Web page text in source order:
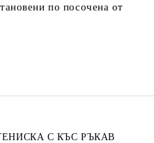
по посочена от
С КЪС РЪКАВ